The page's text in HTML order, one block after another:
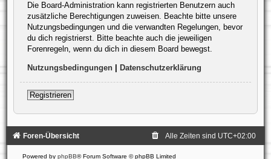
Die Board-Administration kann registrierten Benutzern auch
zusätzliche Berechtigungen zuweisen. Beachte bitte unsere
Nutzungsbedingungen und die verwandten Regelungen, bevor
du dich registrierst. Bitte beachte auch die jeweiligen
Forenregeln, wenn du dich in diesem Board bewegst.
Nutzungsbedingungen| Datenschutzerklärung
Registrieren
Foren-Übersicht Alle Zeiten sind UTC+02:00
Powered by phpBB® Forum Software © phpBB Limited